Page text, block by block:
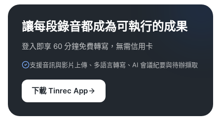
讓每段錄音都成為可執行的成果
登入即享 60 分鐘免費轉寫，無需信用卡
支援音訊與影片上傳、多語言轉寫、AI 會議紀要與待辦擷取
下載 Tinrec App